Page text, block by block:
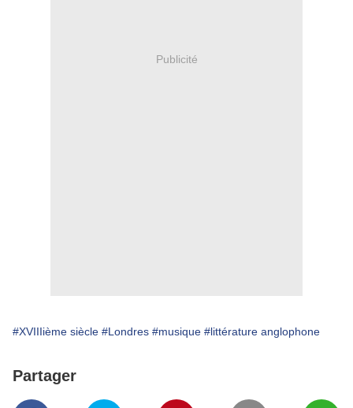
Publicité
#XVIIIième siècle #Londres #musique #littérature anglophone
Partager